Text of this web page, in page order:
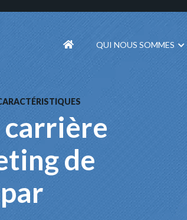
QUI NOUS SOMMES
carrière
de